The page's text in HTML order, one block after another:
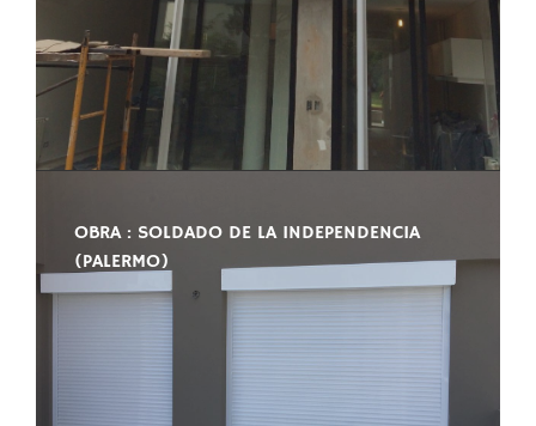
OBRA : SOLDADO DE LA INDEPENDENCIA
(PALERMO)